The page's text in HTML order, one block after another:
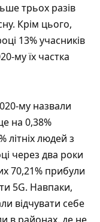
трьох разів
Крім цього,
13% учасників
му їх частка
му назвали
на 0,38%
літніх людей з
через два роки
70,21% прибули
5G. Навпаки,
відчувати себе